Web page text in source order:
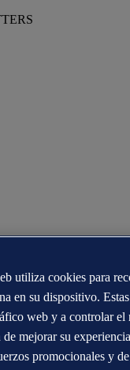
utiliza cookies para
en su dispositivo.
web y a controlar el
mejorar su
promocionales y